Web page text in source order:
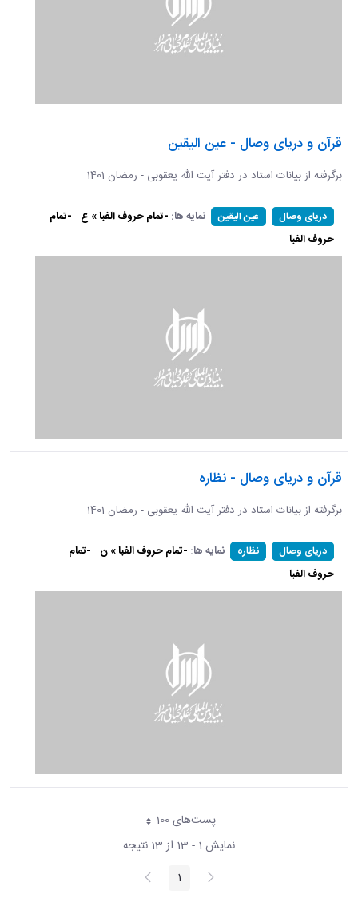
قرآن و دریای وصال - عین الیقین
برگرفته از بیانات استاد در دفتر آیت الله یعقوبی - رمضان 1401
دریای وصال عین الیقین نمایه ها: -تمام حروف الفبا » ع -تمام
حروف الفبا
قرآن و دریای وصال - نظاره
برگرفته از بیانات استاد در دفتر آیت الله یعقوبی - رمضان 1401
دریای وصال نظاره نمایه ها: -تمام حروف الفبا » ن -تمام
حروف الفبا
پست‌‌های 100هر صفحه
نمایش 1 - 13 از 13 نتیجه
پیغام
قبلی صفحه1 صفحه
بعد